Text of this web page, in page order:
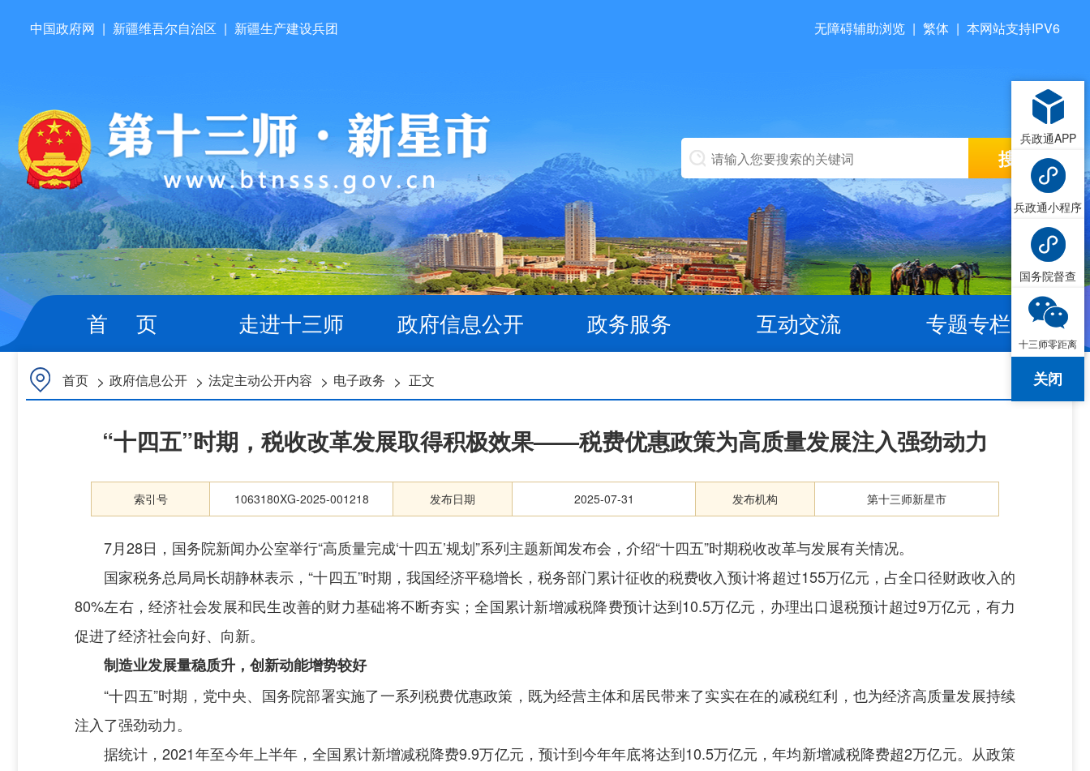
中国政府网 | 新疆维吾尔自治区 | 新疆生产建设兵团 无障碍辅助浏览 | 繁体 | 本网站支持IPV6
首 页 走进十三师 政府信息公开 政务服务 互动交流 专题专栏
首页 > 政府信息公开 > 法定主动公开内容 > 电子政务 > 正文
“十四五”时期，税收改革发展取得积极效果——税费优惠政策为高质量发展注入强劲动力
索引号 1063180XG-2025-001218 发布日期 2025-07-31 发布机构 第十三师新星市
7月28日，国务院新闻办公室举行“高质量完成‘十四五’规划”系列主题新闻发布会，介绍“十四五”时期税收改革与发展有关情况。
国家税务总局局长胡静林表示，“十四五”时期，我国经济平稳增长，税务部门累计征收的税费收入预计将超过155万亿元，占全口径财政收入的
80%左右，经济社会发展和民生改善的财力基础将不断夯实；全国累计新增减税降费预计达到10.5万亿元，办理出口退税预计超过9万亿元，有力
促进了经济社会向好、向新。
制造业发展量稳质升，创新动能增势较好
“十四五”时期，党中央、国务院部署实施了一系列税费优惠政策，既为经营主体和居民带来了实实在在的减税红利，也为经济高质量发展持续
注入了强劲动力。
据统计，2021年至今年上半年，全国累计新增减税降费9.9万亿元，预计到今年年底将达到10.5万亿元，年均新增减税降费超2万亿元。从政策
兵政通APP
兵政通小程序
国务院督查
十三师零距离
关闭